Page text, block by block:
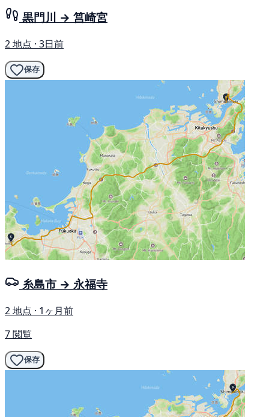
黒門川 → 筥崎宮
2 地点 · 3日前
保存
糸島市 → 永福寺
2 地点 · 1ヶ月前
7 閲覧
保存